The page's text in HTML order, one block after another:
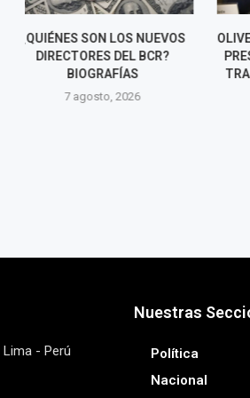
OLIVER STARK REGRESA COMO
PRESIDENTE DE PETROPERÚ
TRAS LA SALIDA DE CUATRO
DIRECTORES
Lima - Perú
Nuestras
Política
Nacional